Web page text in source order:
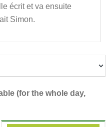
écrit et va ensuite
Simon.
(for the whole day,